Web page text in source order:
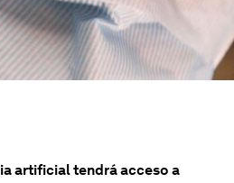
artificial tendrá acceso a